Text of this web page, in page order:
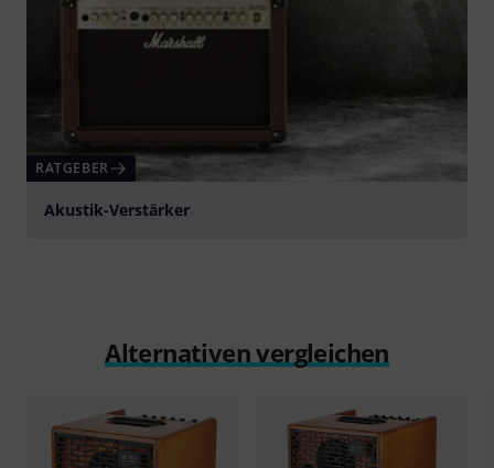
RATGEBER
Akustik-Verstärker
Alternativen vergleichen